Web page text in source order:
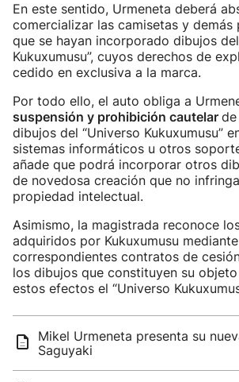
En este sentido, Urmeneta deberá
comercializar las camisetas y
que se hayan incorporado dibujos
Kukuxumusu”, cuyos derechos de
cedido en exclusiva a la marca.
Por todo ello, el auto obliga a
suspensión y prohibición cautelar
dibujos del “Universo Kukuxumusu”
sistemas informáticos u otros
añade que podrá incorporar otros
de novedosa creación que no
propiedad intelectual.
Asimismo, la magistrada reconoce
adquiridos por Kukuxumusu
correspondientes contratos de
los dibujos que constituyen su
estos efectos el “Universo
Mikel Urmeneta presenta su
Saguyaki